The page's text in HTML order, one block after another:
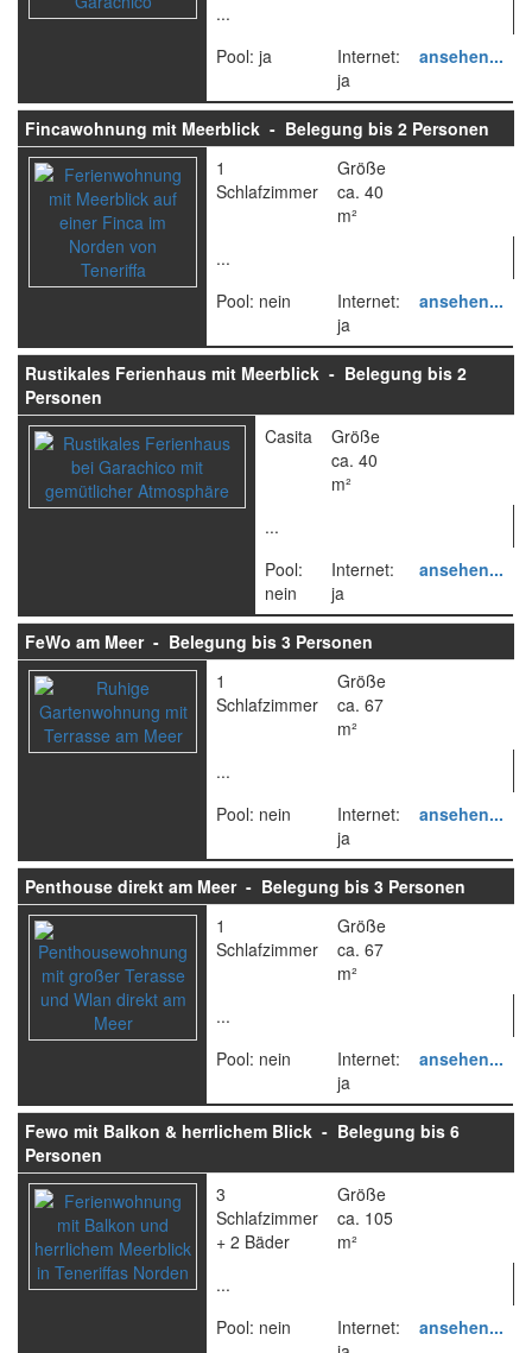
...
Pool: ja
Internet:
ja
ansehen...
Fincawohnung mit Meerblick - Belegung bis 2 Personen
1
Schlafzimmer
Größe
ca. 40
m²
...
Pool: nein
Internet:
ja
ansehen...
Rustikales Ferienhaus mit Meerblick - Belegung bis 2
Personen
Casita
Größe
ca. 40
m²
...
Pool:
nein
Internet:
ja
ansehen...
FeWo am Meer - Belegung bis 3 Personen
1
Schlafzimmer
Größe
ca. 67
m²
...
Pool: nein
Internet:
ja
ansehen...
Penthouse direkt am Meer - Belegung bis 3 Personen
1
Schlafzimmer
Größe
ca. 67
m²
...
Pool: nein
Internet:
ja
ansehen...
Fewo mit Balkon & herrlichem Blick - Belegung bis 6
Personen
3
Schlafzimmer
+ 2 Bäder
Größe
ca. 105
m²
...
Pool: nein
Internet:
ansehen...